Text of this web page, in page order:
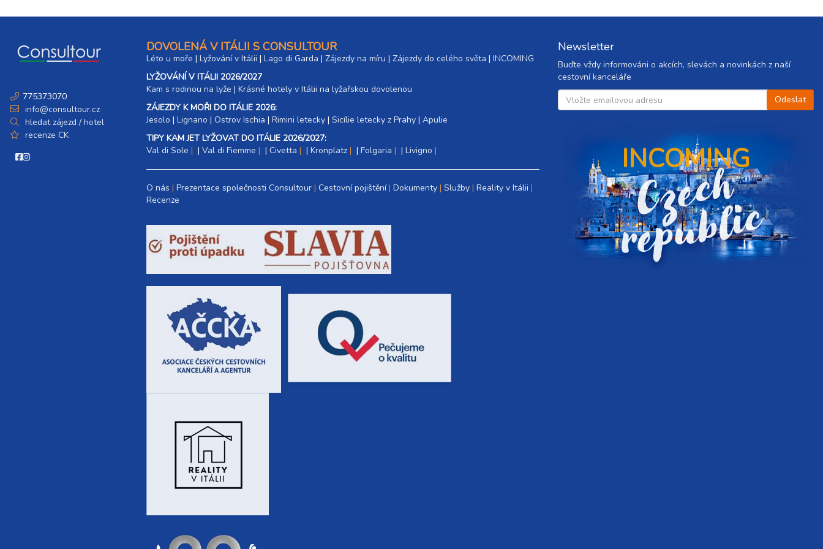
6 dní (5 nocí) 10 000 Kč rezervovat
sobota - sobota
8 dní (7 nocí) rezervovat
03.10. - 06.10.26
sobota - úterý
4 dny (3 noci) rezervovat
03.10. - 07.10.26
5 dní (4 noci)
03.10. - 08.10.26
6 dní (5 nocí) 8 300 Kč rezervovat
4 dny (3 noci)
5 dní (4 noci)
6 dní (5 nocí)
8 dní (7 nocí)
775373070
info@consultour.cz
hledat zájezd / hotel
recenze CK
DOVOLENÁ V ITÁLII S CONSULTOUR
Léto u moře | Lyžování v Itálii | Lago di Garda | Zájezdy na míru | Zájezdy do celého světa | INCOMING
LYŽOVÁNÍ V ITÁLII 2026/2027
Kam s rodinou na lyže |​ Krásné hotely v Itálii na lyžařskou dovolenou
ZÁJEZDY K MOŘI DO ITÁLIE 2026:
Jesolo | Lignano | Ostrov Ischia | Rimini letecky | Sicílie letecky z Prahy | Apulie
TIPY KAM JET LYŽOVAT DO ITÁLIE 2026/2027:
Val di Sole
| Val di Fiemme | Civetta | Kronplatz | Folgaria | Livigno
O nás Prezentace společnosti Consultour Cestovní pojištění Dokumenty Služby Reality v Itálii
Recenze
Newsletter
Buďte vždy informováni o akcích, slevách a novinkách z naší
cestovní kanceláře
INCOMING
C
z
e
c
h
r
e
p
u
b
l
i
c